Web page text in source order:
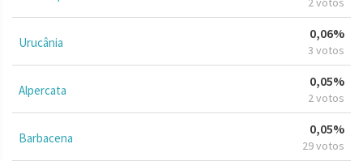
Urucânia
0,06%
3 votos
Alpercata
0,05%
2 votos
Barbacena
0,05%
29 votos